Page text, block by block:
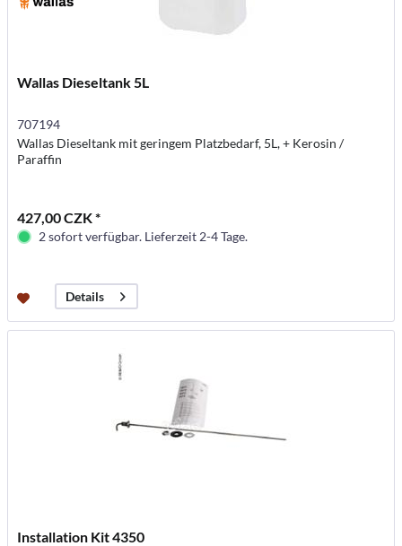
Wallas Dieseltank 5L
707194
Wallas Dieseltank mit geringem Platzbedarf, 5L, + Kerosin /
Paraffin
427,00 CZK *
2 sofort verfügbar. Lieferzeit 2-4 Tage.
Details
Installation Kit 4350